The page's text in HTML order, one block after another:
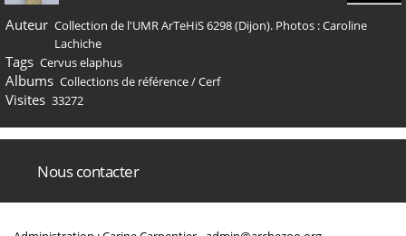
Auteur Collection de l'UMR ArTeHiS 6298 (Dijon). Photos : Caroline
Lachiche
Tags Cervus elaphus
Albums Collections de référence/Cerf
Visites 33272
Nous contacter